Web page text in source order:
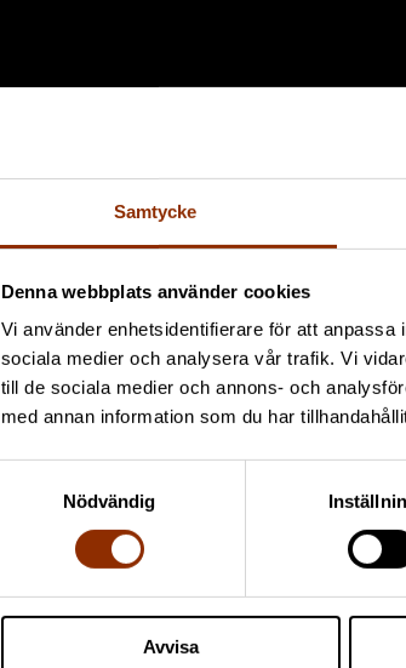
Samtycke
Denna webbplats använder cookies
Vi använder enhetsidentifierare för att
sociala medier och analysera vår trafik. Vi
till de sociala medier och annons- och
med annan information som du har
Nödvändig
Avvisa